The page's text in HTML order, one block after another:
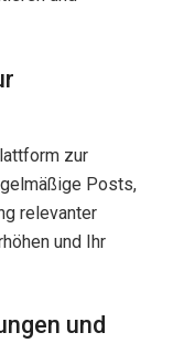
zur
Posts,
relevanter
und Ihr
und